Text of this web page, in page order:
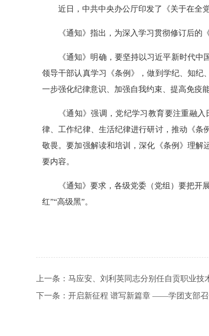
近日，中共中央办公厅印发了《关于在全
《通知》指出，为深入学习贯彻修订后的
《通知》明确，要坚持以习近平新时代
领导干部认真学习《条例》，做到学纪、知纪
一步强化纪律意识、加强自我约束、提高免疫
《通知》强调，党纪学习教育要注重融
律、工作纪律、生活纪律进行研讨，推动《条
敬畏。要加强解读和培训，深化《条例》理解
要内容。
《通知》要求，各级党委（党组）要把
红”“高级黑”。
上一条： 马应安、刘利英同志分别任自贡职业技
下一条： 开启新征程 谱写新篇章 ——学团支部召